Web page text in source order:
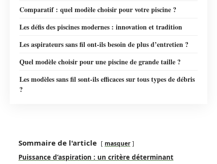
Comparatif : quel modèle choisir pour votre piscine ?
Les défis des piscines modernes : innovation et tradition
Les aspirateurs sans fil ont-ils besoin de plus d’entretien ?
Quel modèle choisir pour une piscine de grande taille ?
Les modèles sans fil sont-ils efficaces sur tous types de débris
?
Sommaire de l'article masquer
Puissance d’aspiration : un critère déterminant